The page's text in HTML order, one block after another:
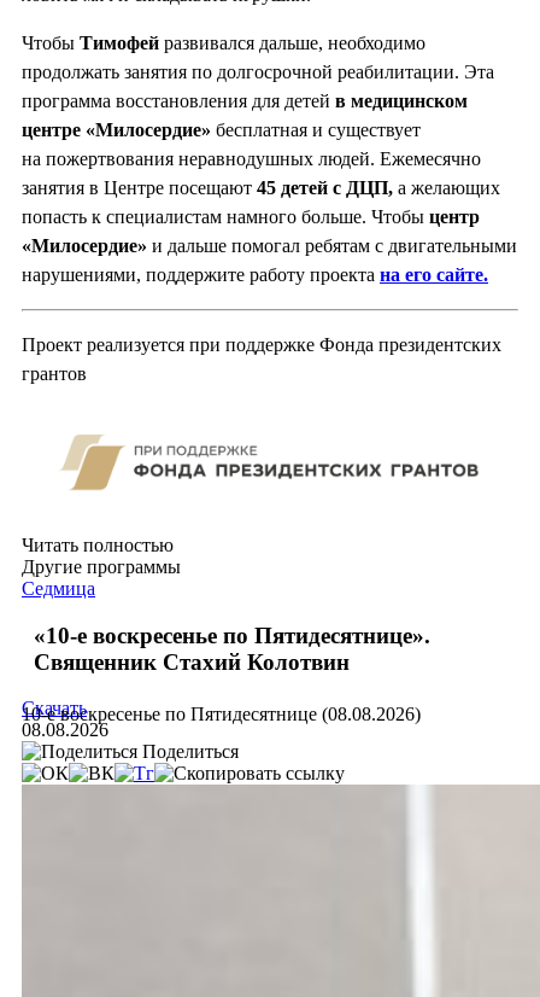
Чтобы Тимофей развивался дальше, необходимо
продолжать занятия по долгосрочной реабилитации. Эта
программа восстановления для детей в медицинском
центре «Милосердие» бесплатная и существует
на пожертвования неравнодушных людей. Ежемесячно
занятия в Центре посещают 45 детей с ДЦП, а желающих
попасть к специалистам намного больше. Чтобы центр
«Милосердие» и дальше помогал ребятам с двигательными
нарушениями, поддержите работу проекта на его сайте.
Проект реализуется при поддержке Фонда президентских
грантов
Читать полностью
Другие программы
Седмица
«10-е воскресенье по Пятидесятнице».
Священник Стахий Колотвин
10-е воскресенье по Пятидесятнице (08.08.2026)
Скачать
08.08.2026
Поделиться